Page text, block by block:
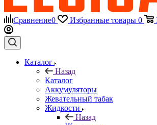
Сравнение0 Избранные товары 0
Каталог
Назад
Каталог
Аккумуляторы
Жевательный табак
Жидкости
Назад